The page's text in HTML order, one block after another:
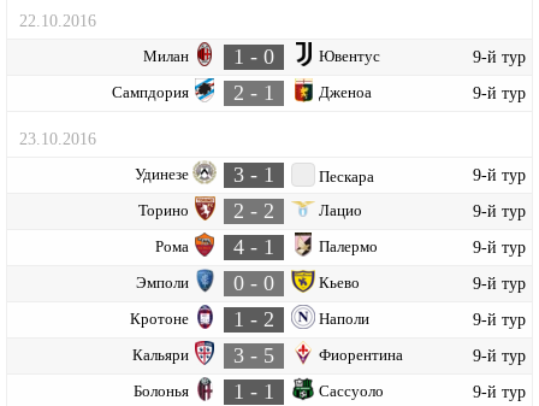
22.10.2016
Милан 1 - 0 Ювентус 9-й тур
Сампдория 2 - 1 Дженоа 9-й тур
23.10.2016
Удинезе 3 - 1 Пескара 9-й тур
Торино 2 - 2 Лацио 9-й тур
Рома 4 - 1 Палермо 9-й тур
Эмполи 0 - 0 Кьево 9-й тур
Кротоне 1 - 2 Наполи 9-й тур
Кальяри 3 - 5 Фиорентина 9-й тур
Болонья 1 - 1 Сассуоло 9-й тур